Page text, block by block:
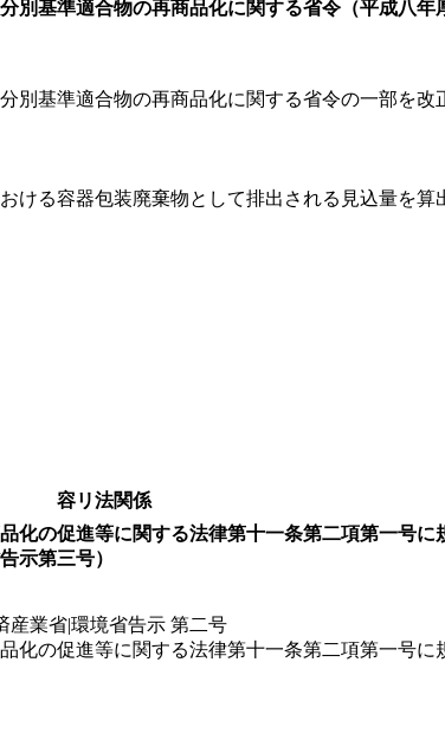
別基準適合物の再商品化に関する省令（平成八年
別基準適合物の再商品化に関する省令の一部を改
ける容器包装廃棄物として排出される見込量を算
容リ法関係
化の促進等に関する法律第十一条第二項第一号に
示第三号）
産業省|環境省告示 第二号
化の促進等に関する法律第十一条第二項第一号